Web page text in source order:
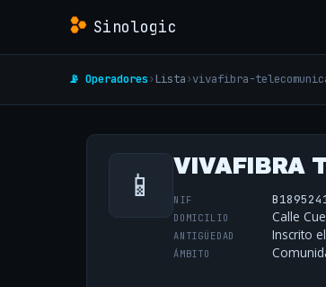
Sinologic
📡 Operadores› Lista›vivafibra-
📱 VIVAFIBRA
NIF
DOMICILIO Calle
ANTIGÜEDAD Inscrito
ÁMBITO